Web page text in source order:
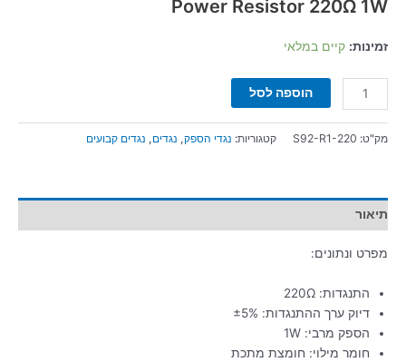
Power Resistor 220Ω 1W
זמינות: קיים במלאי
הוספה לסל
מק"ט: S92-R1-220 קטגוריות: נגדי הספק, נגדים , נגדים קבועים
תיאור
מפרט ונתונים:
התנגדות: 220Ω
דיוק ערך ההתנגדות: ±5%
הספק מרבי: 1W
חומר מילוי: חומצת מתכת